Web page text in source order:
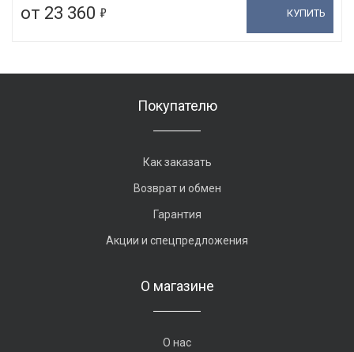
от 23 360 5 КУПИТЬ
Покупателю
Как заказать
Возврат и обмен
Гарантия
Акции и спецпредложения
О магазине
О нас